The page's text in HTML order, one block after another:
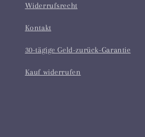
Widerrufsrecht
Kontakt
30-tägige Geld-zurück-Garantie
Kauf widerrufen